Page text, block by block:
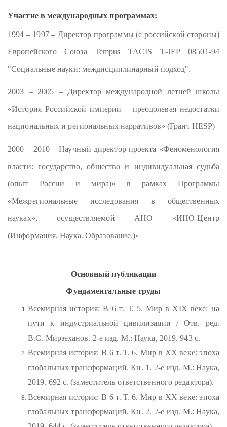
Участие в международных программах:
1994 – 1997 – Директор программы (с российской стороны)
Европейского Союза Tempus TACIS T-JЕР 08501-94
"Социальные науки: междисциплинарный подход".
2003 – 2005 – Директор международной летней школы
«История Российской империи – преодолевая недостатки
национальных и региональных нарративов» (Грант HESP)
2000 – 2010 – Научный директор проекта «Феноменология
власти: государство, общество и индивидуальная судьба
(опыт России и мира)» в рамках Программы
«Межрегиональные исследования в общественных
науках», осуществляемой АНО «ИНО-Центр
(Информация. Наука. Образование.)»
Основный публикации
Фундаментальные труды
Всемирная история: В 6 т. Т. 5. Мир в XIX веке: на
пути к индустриальной цивилизации / Отв. ред.
В.С. Мирзеханов. 2-е изд. М.: Наука, 2019. 943 с.
Всемирная история: В 6 т. Т. 6. Мир в XX веке: эпоха
глобальных трансформаций. Кн. 1. 2-е изд. М.: Наука,
2019. 692 с. (заместитель ответственного редактора).
Всемирная история: В 6 т. Т. 6. Мир в XX веке: эпоха
глобальных трансформаций. Кн. 2. 2-е изд. М.: Наука,